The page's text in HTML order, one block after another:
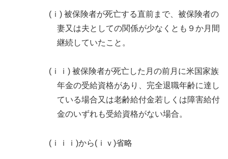
(ｉ) 被保険者が死亡する直前まで、被保険者の
妻又は夫としての関係が少なくとも９か月間
継続していたこと。
(ｉｉ) 被保険者が死亡した月の前月に米国家族
年金の受給資格があり、完全退職年齢に達し
ている場合又は老齢給付金若しくは障害給付
金のいずれも受給資格がない場合。
(ｉｉｉ)から(ｉｖ)省略